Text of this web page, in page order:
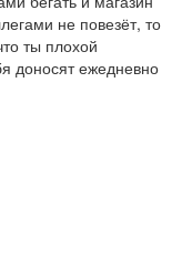
не повезёт, то
ты плохой
доносят ежедневно